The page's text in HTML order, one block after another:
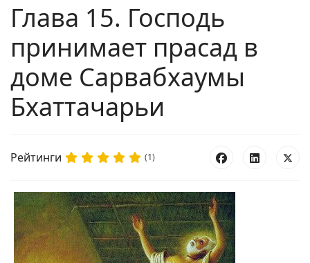
Глава 15. Господь
принимает прасад в
доме Сарвабхаумы
Бхаттачарьи
Рейтинги (1)